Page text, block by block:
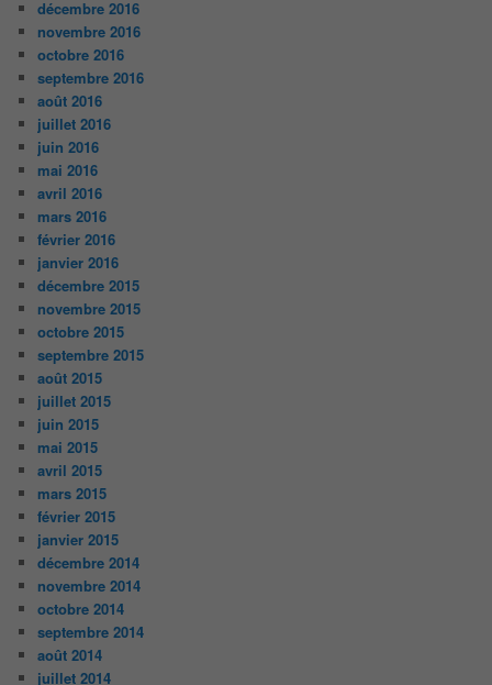
décembre 2016
novembre 2016
octobre 2016
septembre 2016
août 2016
juillet 2016
juin 2016
mai 2016
avril 2016
mars 2016
février 2016
janvier 2016
décembre 2015
novembre 2015
octobre 2015
septembre 2015
août 2015
juillet 2015
juin 2015
mai 2015
avril 2015
mars 2015
février 2015
janvier 2015
décembre 2014
novembre 2014
octobre 2014
septembre 2014
août 2014
juillet 2014